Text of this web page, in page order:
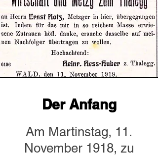
Der Anfang
Am Martinstag, 11.
November 1918, zu